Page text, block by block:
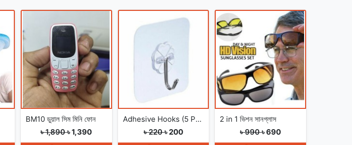
BM10 ডুয়াল সিম মিনি ফোন
৳ 1,890৳ 1,390
Adhesive Hooks (5 Pcs)
৳ 220৳ 200
2 in 1 ভিশন সানগ্লাস
৳ 990৳ 690